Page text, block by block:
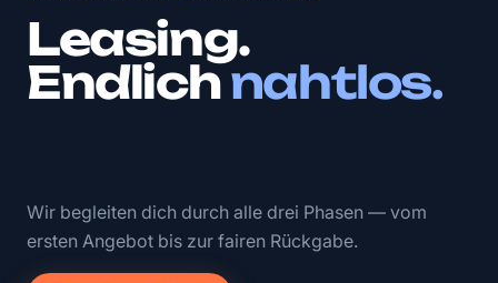
Leasing.
Endlichnahtlos.
Wir begleiten dich durch alle drei Phasen — vom
ersten Angebot bis zur fairen Rückgabe.